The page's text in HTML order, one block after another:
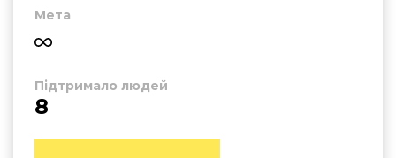
Мета
Підтримало людей
8